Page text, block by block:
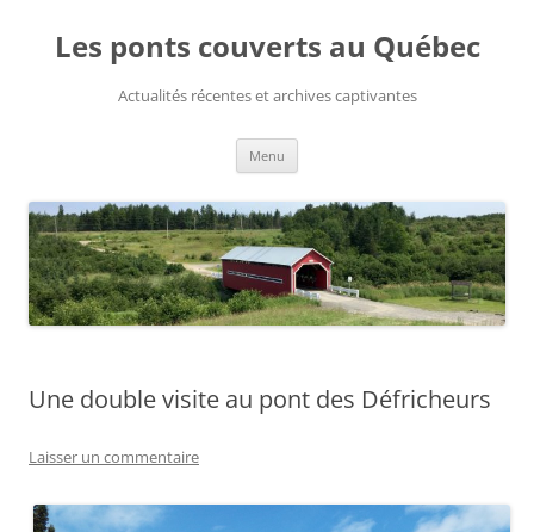
contenu
Les ponts couverts au Québec
Actualités récentes et archives captivantes
Menu
Une double visite au pont des Défricheurs
Laisser un commentaire